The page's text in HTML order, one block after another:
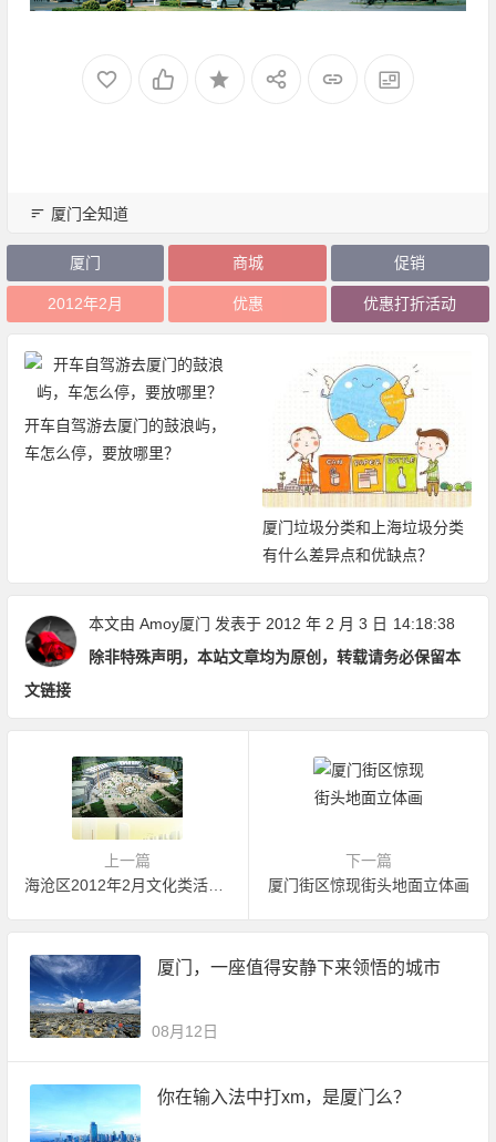
厦门全知道
厦门 商城 促销
2012年2月 优惠 优惠打折活动
开车自驾游去厦门的鼓浪屿，
车怎么停，要放哪里？
厦门垃圾分类和上海垃圾分类
有什么差异点和优缺点？
本文由 Amoy厦门 发表于 2012 年 2 月 3 日 14:18:38
除非特殊声明，本站文章均为原创，转载请务必保留本
文链接
上一篇
海沧区2012年2月文化类活动汇总
下一篇
厦门街区惊现街头地面立体画
厦门，一座值得安静下来领悟的城市
08月12日
你在输入法中打xm，是厦门么？